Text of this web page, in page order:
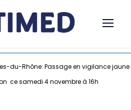
du-Rhône: Passage en vigilance jaune
ce samedi 4 novembre à 16h